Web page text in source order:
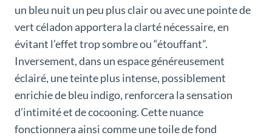
un bleu nuit un peu plus clair ou avec une pointe de
vert céladon apportera la clarté nécessaire, en
évitant l’effet trop sombre ou “étouffant”.
Inversement, dans un espace généreusement
éclairé, une teinte plus intense, possiblement
enrichie de bleu indigo, renforcera la sensation
d’intimité et de cocooning. Cette nuance
fonctionnera ainsi comme une toile de fond